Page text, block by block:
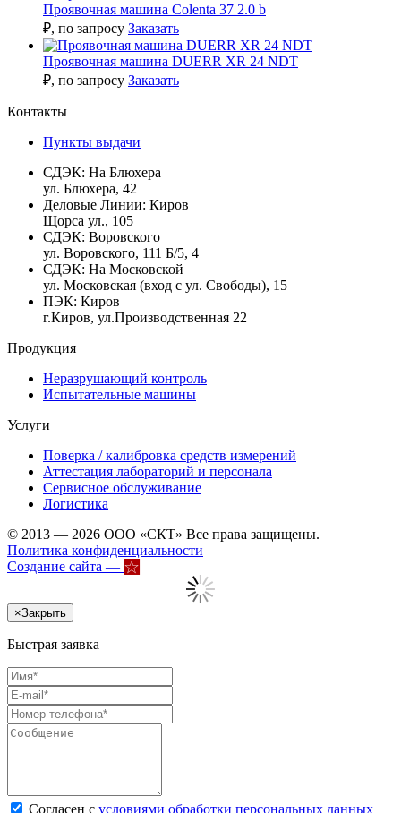
Проявочная машина Colenta 37 2.0 b
₽, по запросу Заказать
Проявочная машина DUERR XR 24 NDT
₽, по запросу Заказать
Контакты
Пункты выдачи
СДЭК: На Блюхера
ул. Блюхера, 42
Деловые Линии: Киров
Щорса ул., 105
СДЭК: Воровского
ул. Воровского, 111 Б/5, 4
СДЭК: На Московской
ул. Московская (вход с ул. Свободы), 15
ПЭК: Киров
г.Киров, ул.Производственная 22
Продукция
Неразрушающий контроль
Испытательные машины
Услуги
Поверка / калибровка средств измерений
Аттестация лабораторий и персонала
Сервисное обслуживание
Логистика
© 2013 — 2026 ООО «СКТ» Все права защищены.
Политика конфиденциальности
Создание сайта —
×Закрыть
Быстрая заявка
Согласен с условиями обработки персональных данных